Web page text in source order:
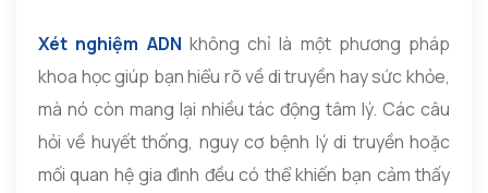
Xét nghiệm ADN không chỉ là một phương pháp
khoa học giúp bạn hiểu rõ về di truyền hay sức khỏe,
mà nó còn mang lại nhiều tác động tâm lý. Các câu
hỏi về huyết thống, nguy cơ bệnh lý di truyền hoặc
mối quan hệ gia đình đều có thể khiến bạn cảm thấy